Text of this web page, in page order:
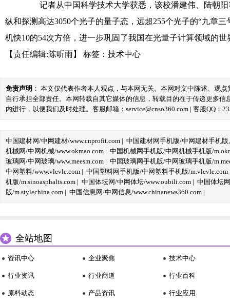
记者从中国科学技术大学获悉，该校潘建伟、陆朝阳
纵和探测高达3050个光子的量子态，远超255个光子的“九章
机快10的54次方倍，进一步巩固了我国在光量子计算领域的世
【责任编辑:陈听雨】 标签： 技术中心
免责声明 ： 本文仅代表作者本人观点，与本网无关。本网对文中陈述、观
自行承担全部责任。本网转载自其它媒体的信息，转载目的在于传递更多
内进行，以便我们及时处理。客服邮箱：service@cnso360.com | 客服QQ：
中国建材网/中网建材/www.cnprofit.com | 中国建材网手机版/中网建材手机版
机械网/中网机械/www.okmao.com | 中国机械网手机版/中网机械手机版/
玻璃网/中网玻璃/www.meesm.com | 中国玻璃网手机版/中网玻璃手机版/
中网塑料/www.vlevle.com | 中国塑料网手机版/中网塑料手机版/m.vlevle.com
机版/m.sinoasphalts.com | 中国体坛网/中网体坛/www.oubili.com | 中国体坛
版/m.stylechina.com | 中国信息网/中网信息/www.chinanews360.com |
全站地图
资讯中心
行业资讯
原料动态
企业聚焦
行业商道
产品资讯
技术中心
行业百科
行业应用